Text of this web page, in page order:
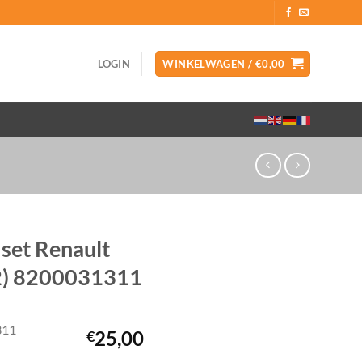
LOGIN WINKELWAGEN / €0,00
Renault
8200031311
€25,00